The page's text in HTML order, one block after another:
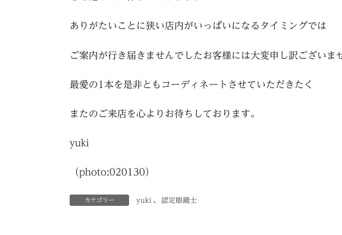
ありがたいことに狭い店内がいっぱいになるタイミングでは
ご案内が行き届きませんでしたお客様には大変申し訳ございま
最愛の1本を是非ともコーディネートさせていただきたく
またのご来店を心よりお待ちしております。
yuki
（photo:020130）
カテゴリー yuki 、 認定眼鏡士